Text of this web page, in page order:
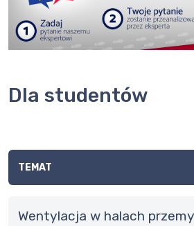
Dla studentów
TEMAT
wentylacja w halach przemysłu